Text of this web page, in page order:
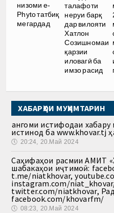
низоми e-
Phyto татбиқ
мегардад
талафоти
неруи барқ
дар вилояти
Хатлон
Созишномаи
қарзии
иловагӣ ба
имзо расид
ХАБАРҲОИ МУҲИМТАРИН
Ҳангоми истифодаи
истинод ба www.khovar.tj
🕔 20:24, 20.Май 2024
Саҳифаҳои расмии АМИТ
шабакаҳои иҷтимоӣ:
t.me/niatkhovar,
instagram.com/
twitter.com/niatkhovar,
facebook.com/khovarfm/
🕔 08:23, 20.Май 2024